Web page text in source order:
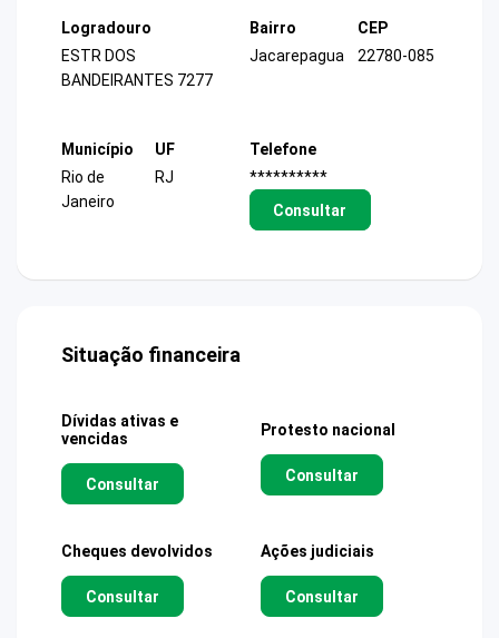
Logradouro
ESTR DOS
BANDEIRANTES 7277
Bairro
Jacarepagua
CEP
22780-085
Município
Rio de
Janeiro
UF
RJ
Telefone
**********
Consultar
Situação financeira
Dívidas ativas e
vencidas
Consultar
Protesto nacional
Consultar
Cheques devolvidos
Consultar
Ações judiciais
Consultar